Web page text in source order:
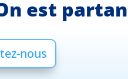
est
nous